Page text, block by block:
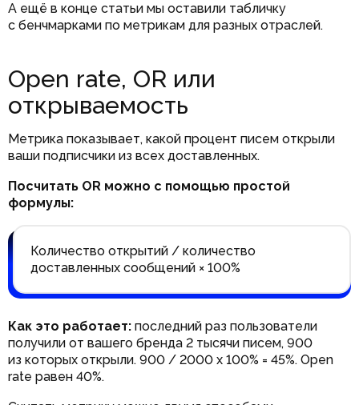
А ещё в конце статьи мы оставили табличку
с бенчмарками по метрикам для разных отраслей.
Open rate, OR или
открываемость
Метрика показывает, какой процент писем открыли
ваши подписчики из всех доставленных.
Посчитать OR можно с помощью простой
формулы:
Количество открытий / количество
доставленных сообщений × 100%
Как это работает: последний раз пользователи
получили от вашего бренда 2 тысячи писем, 900
из которых открыли. 900 / 2000 х 100% = 45%. Open
rate равен 40%.